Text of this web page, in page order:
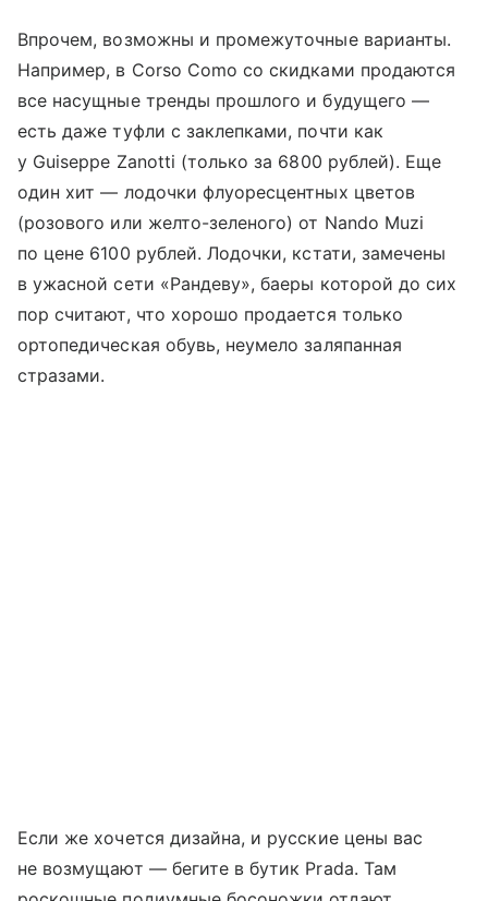
Впрочем, возможны и промежуточные варианты.
Например, в Corso Como со скидками продаются
все насущные тренды прошлого и будущего —
есть даже туфли с заклепками, почти как
у Guiseppe Zanotti (только за 6800 рублей). Еще
один хит — лодочки флуоресцентных цветов
(розового или желто-зеленого) от Nando Muzi
по цене 6100 рублей. Лодочки, кстати, замечены
в ужасной сети «Рандеву», баеры которой до сих
пор считают, что хорошо продается только
ортопедическая обувь, неумело заляпанная
стразами.
Если же хочется дизайна, и русские цены вас
не возмущают — бегите в бутик Prada. Там